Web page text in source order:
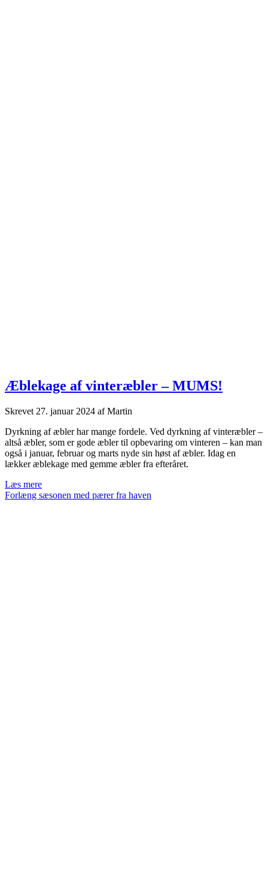
Æblekage af vinteræbler – MUMS!
Skrevet 27. januar 2024 afMartin
Dyrkning af æbler har mange fordele. Ved dyrkning af vinteræbler –
altså æbler, som er gode æbler til opbevaring om vinteren – kan man
også i januar, februar og marts nyde sin høst af æbler. Idag en
lækker æblekage med gemme æbler fra efteråret.
Læs mereÆblekage
af
Forlæng sæsonen med pærer fra haven